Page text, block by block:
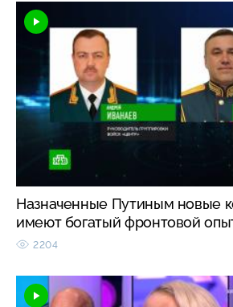
Назначенные Путиным новые
имеют богатый фронтовой
2204